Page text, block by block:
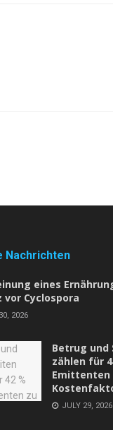
Nachrichten
eines
vor Cyclospora
2026
Betrug
zählen für
Emittenten
JULY 29, 2026